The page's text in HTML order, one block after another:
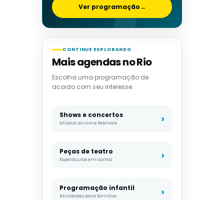
Ver programação→
CONTINUE EXPLORANDO
Mais agendas no Rio
Escolha uma programação de
acordo com seu interesse.
Shows e concertos
Música ao vivo e festivais
Peças de teatro
Espetáculos em cartaz
Programação infantil
Atividades para famílias